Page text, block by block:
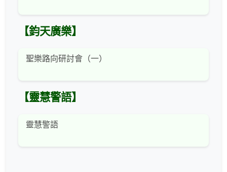
【鈞天廣樂】
聖樂路向研討會（一）
【靈慧警語】
靈慧警語